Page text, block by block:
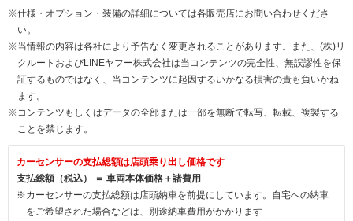
※仕様・オプション・装備の詳細については各販売店にお問い合わせくださ
い。
※当情報の内容は各社により予告なく変更されることがあります。また、(株)リ
クルートおよびLINEヤフー株式会社は当コンテンツの完全性、無誤謬性を保
証するものではなく、当コンテンツに起因するいかなる損害の責も負いかね
ます。
※コンテンツもしくはデータの全部または一部を無断で転写、転載、複製する
ことを禁じます。
カーセンサーの支払総額は店頭乗り出し価格です
支払総額（税込） ＝ 車両本体価格＋諸費用
※カーセンサーの支払総額は店頭納車を前提にしています。自宅への納車
をご希望された場合などは、別途納車費用がかかります